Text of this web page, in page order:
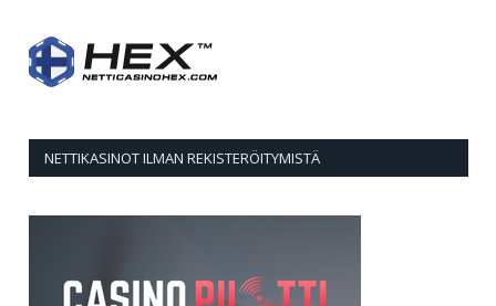
NETTIKASINOT ILMAN REKISTERÖITYMISTÄ